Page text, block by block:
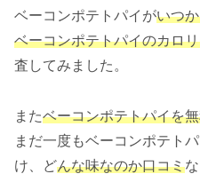
ベーコンポテトパイがいつ
ベーコンポテトパイのカロ
査してみました。
またベーコンポテトパイを
まだ一度もベーコンポテト
け、どんな味なのか口コミ